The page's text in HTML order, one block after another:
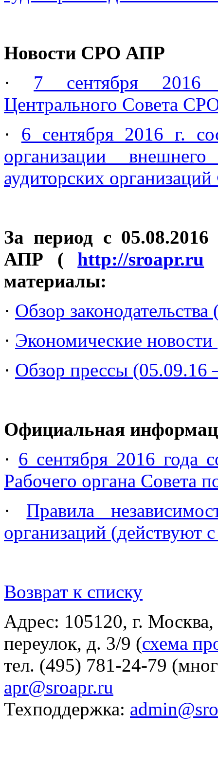
Новости СРО АПР
· 7 сентября 2016
Центрального Совета
· 6 сентября 2016 г.
организации
аудиторских
За период с
АПР ( http://sroapr.ru
материалы:
· Обзор
· Экономические
· Обзор прессы (05.09.16
Официальная
· 6 сентября 2016 года
Рабочего органа Совета
· Правила
организаций (действуют
Возврат к списку
Адрес: 105120, г.
переулок, д. 3/9 (схема
тел. (495) 781-24-79
apr@sroapr.ru
Техподдержка: